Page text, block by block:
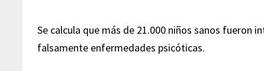
Se calcula que más de 21.000 niños sanos fueron
falsamente enfermedades psicóticas.